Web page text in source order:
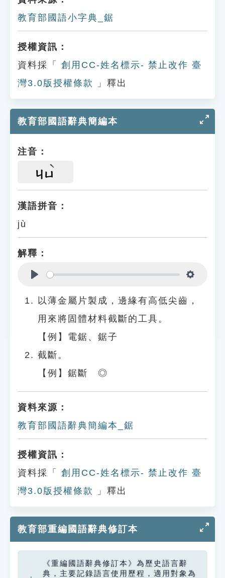
教育部國語小字典_鋸
授權資訊：
資料採「
創用CC-姓名標示- 禁止改作 臺
灣3.0版授權條款
」釋出
教育部國語辭典簡編本
注音：
ㄐㄩ
漢語拼音：
jù
解釋：
以薄金屬片製成，邊緣有高低尖齒，
用來將固體材料截斷的工具。
【例】電鋸、鋸子
截斷。
【例】鋸斷 ◎
資料來源：
教育部國語辭典簡編本_鋸
授權資訊：
資料採「
創用CC-姓名標示- 禁止改作 臺
灣3.0版授權條款
」釋出
教育部重編國語辭典修訂本
《重編國語辭典修訂本》為歷史語言辭
典，主要記錄語言使用歷程，適用對象為